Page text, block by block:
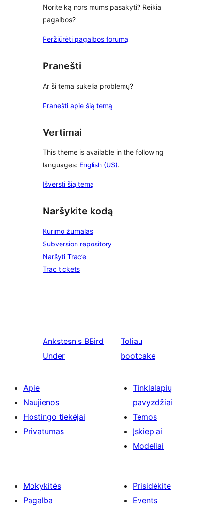
Norite ką nors mums pasakyti? Reikia
pagalbos?
Peržiūrėti pagalbos forumą
Pranešti
Ar ši tema sukelia problemų?
Pranešti apie šią temą
Vertimai
This theme is available in the following
languages: English (US).
Išversti šią temą
Naršykite kodą
Kūrimo žurnalas
Subversion repository
Naršyti Trac’e
Trac tickets
Ankstesnis BBird
Under
Toliau
bootcake
Apie
Naujienos
Hostingo tiekėjai
Privatumas
Tinklalapių
pavyzdžiai
Temos
Įskiepiai
Modeliai
Mokykitės
Pagalba
Prisidėkite
Events